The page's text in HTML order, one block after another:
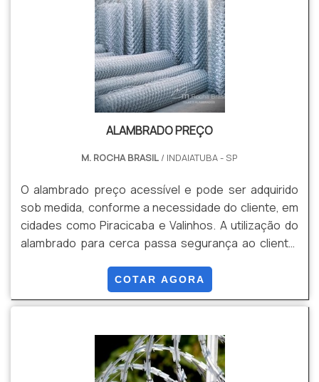
que o alambrado .
ALAMBRADO PREÇO
M. ROCHA BRASIL / INDAIATUBA - SP
O alambrado preço acessível e pode ser adquirido
sob medida, conforme a necessidade do cliente, em
cidades como Piracicaba e Valinhos. A utilização do
alambrado para cerca passa segurança ao cliente,
que sua instalação é de fácil realização por conta da
leveza do equipamento.Devido ao material
possibilidade de revestir o produto com uma camada
de PVC, o que ainda pode assegurar maior vida útil
COTAR AGORA